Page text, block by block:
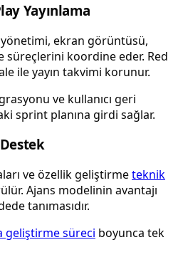
Yayınlama
ekran görüntüsü,
süreçlerini koordine eder. Red
ile yayın takvimi korunur.
ve kullanıcı geri
sprint planına girdi sağlar.
ve özellik geliştirmeteknik
Ajans modelinin avantajı
tanımasıdır.
geliştirme süreci boyunca tek